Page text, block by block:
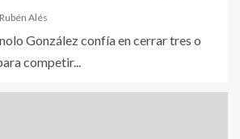
Rubén Alés
González confía en cerrar tres o
competir...